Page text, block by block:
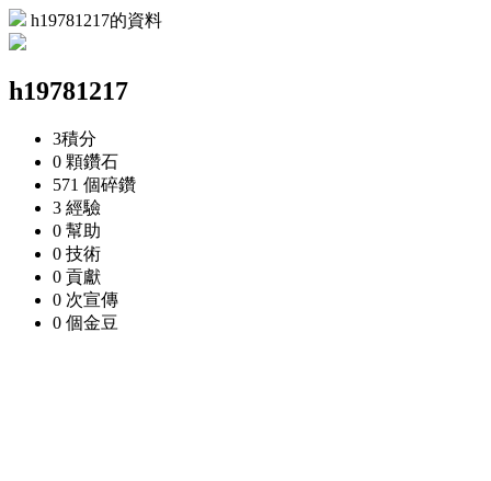
h19781217的資料
h19781217
3積分
0 顆鑽石
571 個碎鑽
3 經驗
0 幫助
0 技術
0 貢獻
0 次宣傳
0 個金豆